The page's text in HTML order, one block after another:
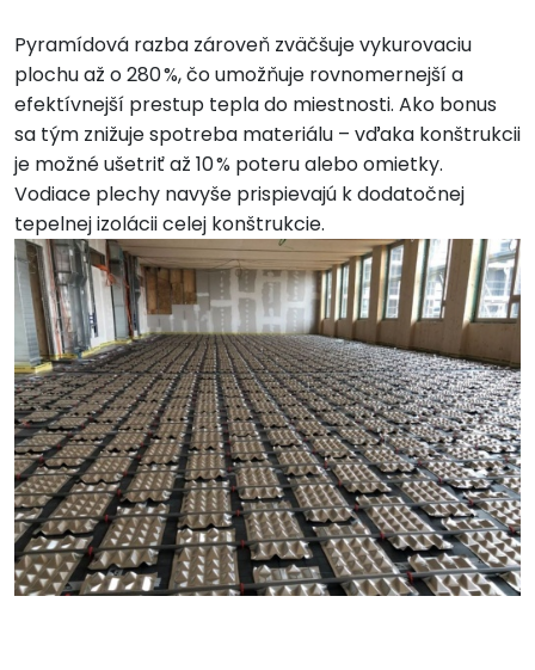
Pyramídová razba zároveň zväčšuje vykurovaciu
plochu až o 280 %, čo umožňuje rovnomernejší a
efektívnejší prestup tepla do miestnosti. Ako bonus
sa tým znižuje spotreba materiálu – vďaka konštrukcii
je možné ušetriť až 10 % poteru alebo omietky.
Vodiace plechy navyše prispievajú k dodatočnej
tepelnej izolácii celej konštrukcie.